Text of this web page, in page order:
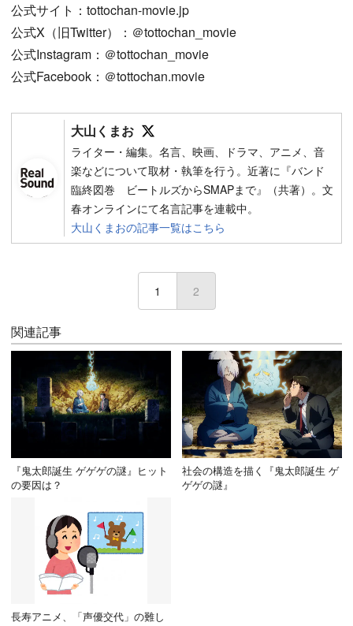
公式サイト：tottochan-movie.jp
公式X（旧Twitter）：＠tottochan_movie
公式Instagram：＠tottochan_movie
公式Facebook：＠tottochan.movie
大山くまお
ライター・編集。名言、映画、ドラマ、アニメ、音
楽などについて取材・執筆を行う。近著に『バンド
臨終図巻 ビートルズからSMAPまで』（共著）。文
春オンラインにて名言記事を連載中。
大山くまおの記事一覧はこちら
1 2
関連記事
『鬼太郎誕生 ゲゲゲの謎』ヒット
の要因は？
社会の構造を描く『鬼太郎誕生 ゲ
ゲゲの謎』
長寿アニメ、「声優交代」の難し